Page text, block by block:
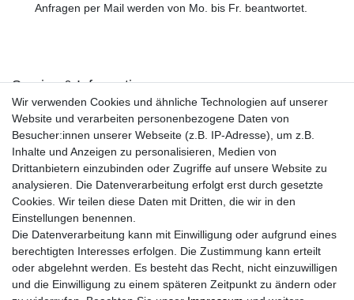
Anfragen per Mail werden von Mo. bis Fr. beantwortet.
Service & Informationen
Kontakt
Retouren
Widerrufsrecht
Widerrufs­formular
Impressum
Daten­schutz­erklärung
AGB
Größentabelle
Kataloge
Barrierefreiheitserklärung
Sicherheitsinformationen
Wir verwenden Cookies und ähnliche Technologien auf unserer
Website und verarbeiten personenbezogene Daten von
Besucher:innen unserer Webseite (z.B. IP-Adresse), um z.B.
Inhalte und Anzeigen zu personalisieren, Medien von
Drittanbietern einzubinden oder Zugriffe auf unsere Website zu
analysieren. Die Datenverarbeitung erfolgt erst durch gesetzte
Cookies. Wir teilen diese Daten mit Dritten, die wir in den
Einstellungen benennen.
Die Datenverarbeitung kann mit Einwilligung oder aufgrund eines
berechtigten Interesses erfolgen. Die Zustimmung kann erteilt
oder abgelehnt werden. Es besteht das Recht, nicht einzuwilligen
und die Einwilligung zu einem späteren Zeitpunkt zu ändern oder